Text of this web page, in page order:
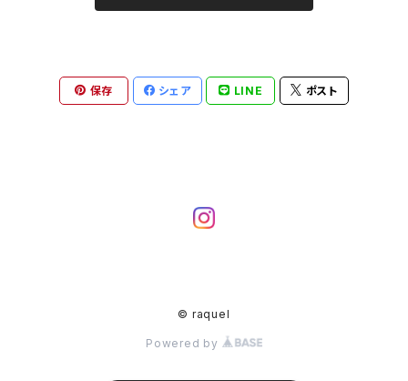
保存 シェア LINE ポスト
© raquel
Powered by